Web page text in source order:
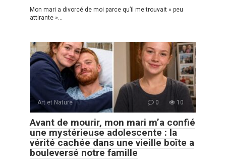
Mon mari a divorcé de moi parce qu’il me trouvait « peu
attirante »…
Art et Nature 0 10
Avant de mourir, mon mari m’a confié
une mystérieuse adolescente : la
vérité cachée dans une vieille boîte a
bouleversé notre famille